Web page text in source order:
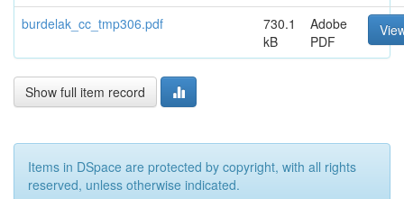
burdelak_cc_tmp306.pdf
730.1
kB
Adobe
PDF
Show full item record
Items in DSpace are protected by copyright, with all rights
reserved, unless otherwise indicated.